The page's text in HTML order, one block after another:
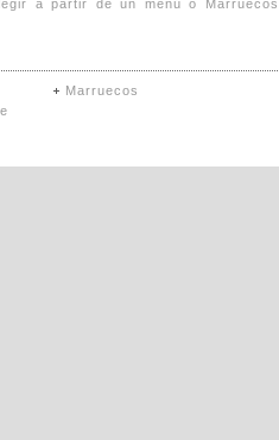
a partir de un menú o Marruecos
Marruecos